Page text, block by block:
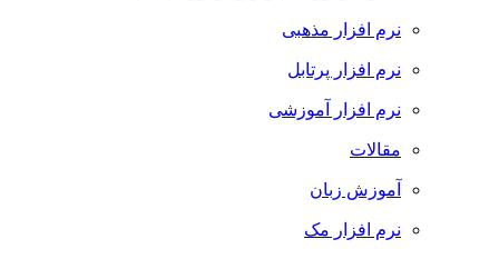
نرم افزار مذهبی
نرم افزار پرتابل
نرم افزار آموزشی
مقالات
آموزش زبان
نرم افزار مک